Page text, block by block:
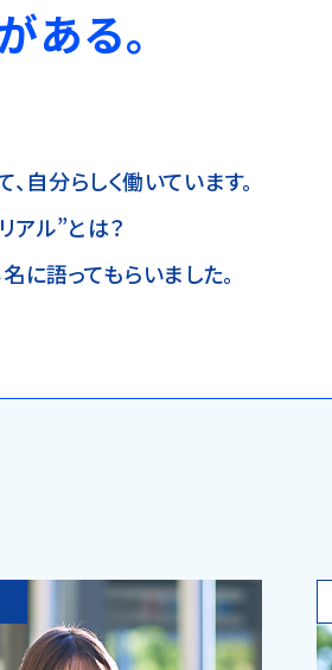
ある。
自分らしく働いています。
アル”とは？
に語ってもらいました。